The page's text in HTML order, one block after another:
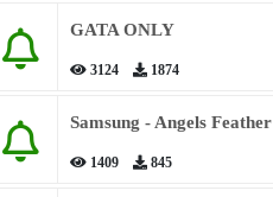
GATA ONLY
3124 1874
Samsung - Angels Feather
1409 845